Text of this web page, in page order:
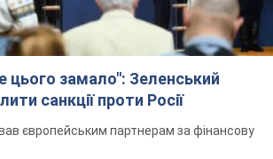
цього замало": Зеленський
санкції проти Росії
європейським партнерам за фінансову